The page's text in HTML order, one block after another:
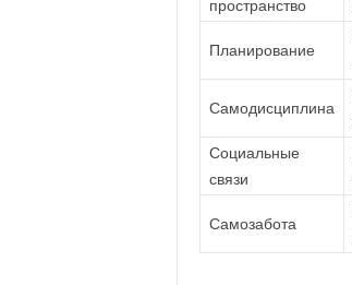
пространство
Планирование
Самодисциплина
Социальные
связи
Самозабота